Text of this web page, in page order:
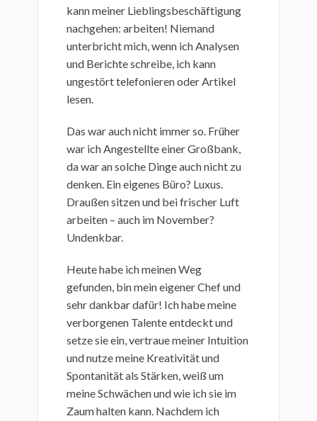
kann meiner Lieblingsbeschäftigung
nachgehen: arbeiten! Niemand
unterbricht mich, wenn ich Analysen
und Berichte schreibe, ich kann
ungestört telefonieren oder Artikel
lesen.
Das war auch nicht immer so. Früher
war ich Angestellte einer Großbank,
da war an solche Dinge auch nicht zu
denken. Ein eigenes Büro? Luxus.
Draußen sitzen und bei frischer Luft
arbeiten – auch im November?
Undenkbar.
Heute habe ich meinen Weg
gefunden, bin mein eigener Chef und
sehr dankbar dafür! Ich habe meine
verborgenen Talente entdeckt und
setze sie ein, vertraue meiner Intuition
und nutze meine Kreativität und
Spontanität als Stärken, weiß um
meine Schwächen und wie ich sie im
Zaum halten kann. Nachdem ich